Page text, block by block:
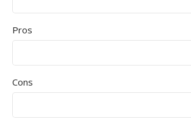
Pros
Cons